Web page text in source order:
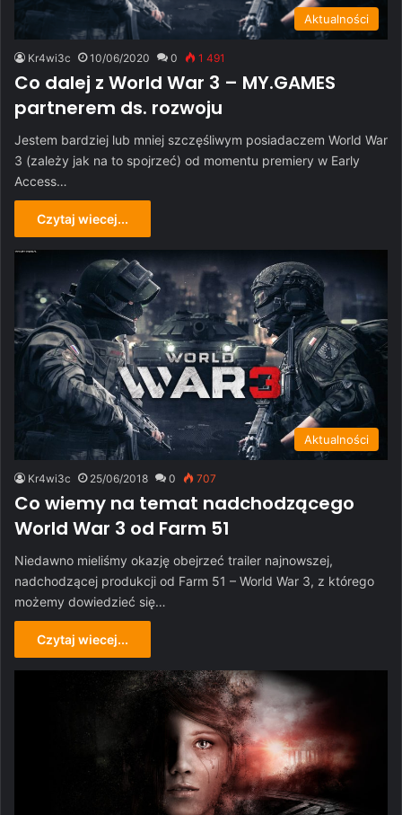
Aktualności
Kr4wi3c 10/06/2020 0 1 491
Co dalej z World War 3 – MY.GAMES
partnerem ds. rozwoju
Jestem bardziej lub mniej szczęśliwym posiadaczem World War
3 (zależy jak na to spojrzeć) od momentu premiery w Early
Access…
Czytaj wiecej...
Aktualności
Kr4wi3c 25/06/2018 0 707
Co wiemy na temat nadchodzącego
World War 3 od Farm 51
Niedawno mieliśmy okazję obejrzeć trailer najnowszej,
nadchodzącej produkcji od Farm 51 – World War 3, z którego
możemy dowiedzieć się…
Czytaj wiecej...